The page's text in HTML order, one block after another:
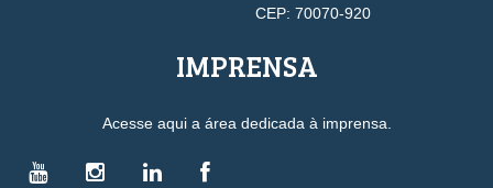
CEP: 70070-920
IMPRENSA
Acesse aqui a área dedicada à imprensa.